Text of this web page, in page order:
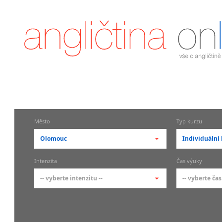
Město
Olomouc
-- vyberte město --
pražské městské části
Typ kurzu
Individuální
-- vyberte
Intenzita
-- vyberte intenzitu --
Čas výuky
-- vyberte